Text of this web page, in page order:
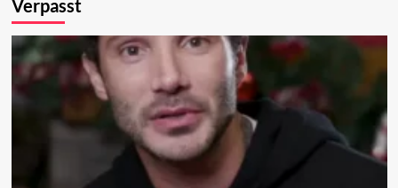
Verpasst